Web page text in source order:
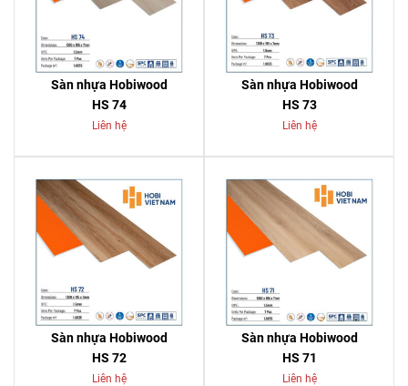
Sàn nhựa Hobiwood
HS 74
Liên hệ
Sàn nhựa Hobiwood
HS 73
Liên hệ
Sàn nhựa Hobiwood
HS 72
Liên hệ
Sàn nhựa Hobiwood
HS 71
Liên hệ